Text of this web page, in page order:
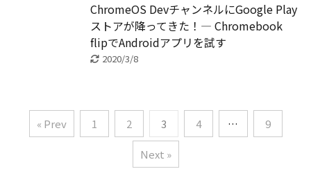
ChromeOS DevチャンネルにGoogle Play
ストアが降ってきた！― Chromebook
flipでAndroidアプリを試す
2020/3/8
« Prev 1 2 3 4 … 9
Next »